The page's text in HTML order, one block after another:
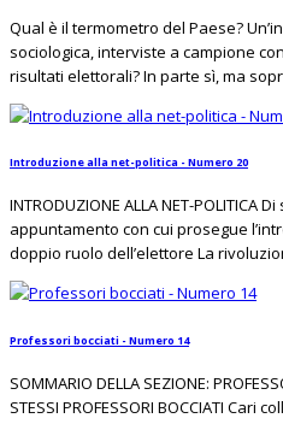
Qual è il termometro del Paese?
sociologica, interviste a campione
risultati elettorali? In parte sì, ma
Introduzione alla net-politica - Numero 20
INTRODUZIONE ALLA NET-
appuntamento con cui prosegue
doppio ruolo dell’elettore La
Professori bocciati - Numero 14
SOMMARIO DELLA SEZIONE:
STESSI PROFESSORI BOCCIATI Cari